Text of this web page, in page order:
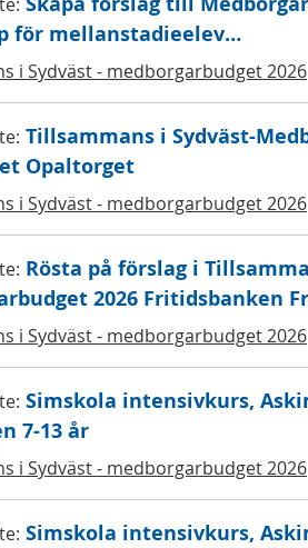
för mellanstadieelev…
i Sydväst - medborgarbudget 2026
Tillsammans i Sydväst-
Opaltorget
i Sydväst - medborgarbudget 2026
Rösta på förslag i
2026 Fritidsbanken
i Sydväst - medborgarbudget 2026
Simskola intensivkurs,
7-13 år
i Sydväst - medborgarbudget 2026
Simskola intensivkurs,